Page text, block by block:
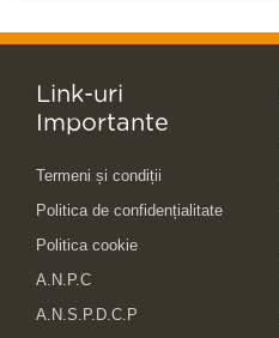
Link-uri
Importante
Termeni și condiții
Politica de confidențialitate
Politica cookie
A.N.P.C
A.N.S.P.D.C.P